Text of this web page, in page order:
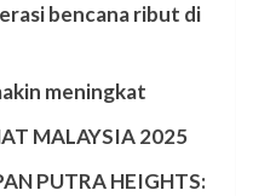
bencana ribut di
meningkat
MALAYSIA 2025
PUTRA HEIGHTS: